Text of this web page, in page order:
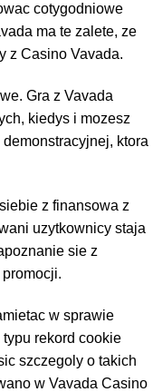
cotygodniowe
ma te zalete, ze
z Casino Vavada.
Gra z Vavada
kiedys i mozesz
ktora
z finansowa z
uzytkownicy staja
sie z
w sprawie
rekord cookie
szczegoly o takich
w Vavada Casino